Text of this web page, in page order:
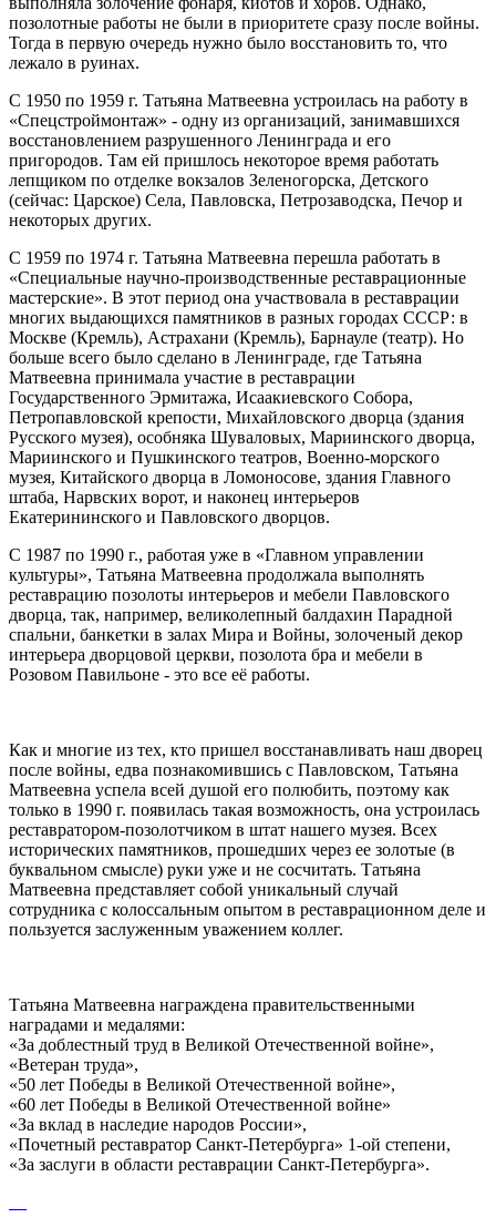
позолотные работы не были в приоритете сразу после войны.
Тогда в первую очередь нужно было восстановить то, что
лежало в руинах.
С 1950 по 1959 г. Татьяна Матвеевна устроилась на работу в
«Спецстроймонтаж» - одну из организаций, занимавшихся
восстановлением разрушенного Ленинграда и его
пригородов. Там ей пришлось некоторое время работать
лепщиком по отделке вокзалов Зеленогорска, Детского
(сейчас: Царское) Села, Павловска, Петрозаводска, Печор и
некоторых других.
С 1959 по 1974 г. Татьяна Матвеевна перешла работать в
«Специальные научно-производственные реставрационные
мастерские». В этот период она участвовала в реставрации
многих выдающихся памятников в разных городах СССР: в
Москве (Кремль), Астрахани (Кремль), Барнауле (театр). Но
больше всего было сделано в Ленинграде, где Татьяна
Матвеевна принимала участие в реставрации
Государственного Эрмитажа, Исаакиевского Собора,
Петропавловской крепости, Михайловского дворца (здания
Русского музея), особняка Шуваловых, Мариинского дворца,
Мариинского и Пушкинского театров, Военно-морского
музея, Китайского дворца в Ломоносове, здания Главного
штаба, Нарвских ворот, и наконец интерьеров
Екатерининского и Павловского дворцов.
С 1987 по 1990 г., работая уже в «Главном управлении
культуры», Татьяна Матвеевна продолжала выполнять
реставрацию позолоты интерьеров и мебели Павловского
дворца, так, например, великолепный балдахин Парадной
спальни, банкетки в залах Мира и Войны, золоченый декор
интерьера дворцовой церкви, позолота бра и мебели в
Розовом Павильоне - это все её работы.
Как и многие из тех, кто пришел восстанавливать наш дворец
после войны, едва познакомившись с Павловском, Татьяна
Матвеевна успела всей душой его полюбить, поэтому как
только в 1990 г. появилась такая возможность, она устроилась
реставратором-позолотчиком в штат нашего музея. Всех
исторических памятников, прошедших через ее золотые (в
буквальном смысле) руки уже и не сосчитать. Татьяна
Матвеевна представляет собой уникальный случай
сотрудника с колоссальным опытом в реставрационном деле и
пользуется заслуженным уважением коллег.
Татьяна Матвеевна награждена правительственными
наградами и медалями:
«За доблестный труд в Великой Отечественной войне»,
«Ветеран труда»,
«50 лет Победы в Великой Отечественной войне»,
«60 лет Победы в Великой Отечественной войне»
«За вклад в наследие народов России»,
«Почетный реставратор Санкт-Петербурга» 1-ой степени,
«За заслуги в области реставрации Санкт-Петербурга».